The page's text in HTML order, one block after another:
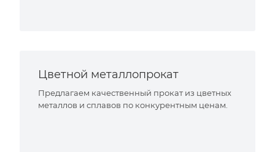
Цветной металлопрокат
Предлагаем качественный прокат из цветных
металлов и сплавов по конкурентным ценам.